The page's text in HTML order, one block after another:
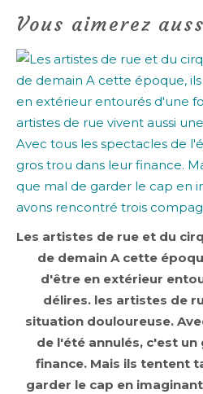
Vous aimerez
Les artistes de rue et du
de demain A cette
d'être en extérieur
délires. les artistes de
situation douloureuse.
de l'été annulés, c'est
finance. Mais ils tentent
garder le cap en